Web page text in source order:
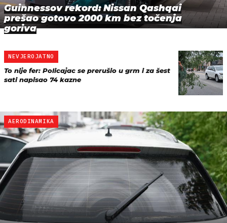
Guinnessov rekord: Nissan Qashqai
prešao gotovo 2000 km bez točenja
goriva
NEVJEROJATNO
To nije fer: Policajac se prerušio u grm i za šest
sati napisao 74 kazne
AERODINAMIKA